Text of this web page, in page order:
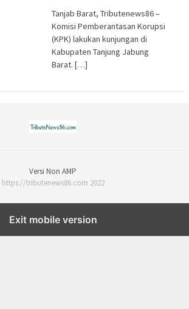
Tanjab Barat, Tributenews86 –
Komisi Pemberantasan Korupsi
(KPK) lakukan kunjungan di
Kabupaten Tanjung Jabung
Barat. […]
Versi Non AMP
https://tributenews86.com 2022
Exit mobile version